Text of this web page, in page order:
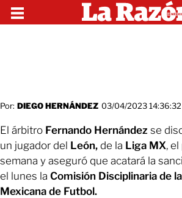
Por: DIEGO HERNÁNDEZ 03/04/2023 14:36:32
El árbitro Fernando Hernández se
un jugador del León, de la Liga MX,
semana y aseguró que acatará la
el lunes la Comisión Disciplinaria de
Mexicana de Futbol.